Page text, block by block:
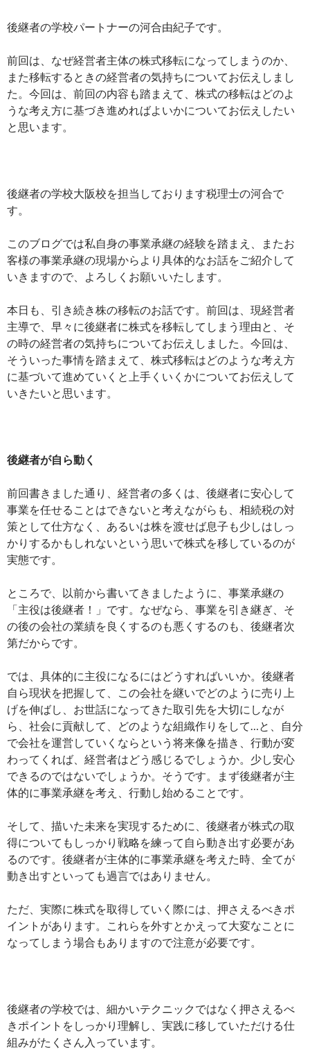
後継者の学校パートナーの河合由紀子です。
前回は、なぜ経営者主体の株式移転になってしまうのか、
また移転するときの経営者の気持ちについてお伝えしまし
た。今回は、前回の内容も踏まえて、株式の移転はどのよ
うな考え方に基づき進めればよいかについてお伝えしたい
と思います。
後継者の学校大阪校を担当しております税理士の河合で
す。
このブログでは私自身の事業承継の経験を踏まえ、またお
客様の事業承継の現場からより具体的なお話をご紹介して
いきますので、よろしくお願いいたします。
本日も、引き続き株の移転のお話です。前回は、現経営者
主導で、早々に後継者に株式を移転してしまう理由と、そ
の時の経営者の気持ちについてお伝えしました。今回は、
そういった事情を踏まえて、株式移転はどのような考え方
に基づいて進めていくと上手くいくかについてお伝えして
いきたいと思います。
後継者が自ら動く
前回書きました通り、経営者の多くは、後継者に安心して
事業を任せることはできないと考えながらも、相続税の対
策として仕方なく、あるいは株を渡せば息子も少しはしっ
かりするかもしれないという思いで株式を移しているのが
実態です。
ところで、以前から書いてきましたように、事業承継の
「主役は後継者！」です。なぜなら、事業を引き継ぎ、そ
の後の会社の業績を良くするのも悪くするのも、後継者次
第だからです。
では、具体的に主役になるにはどうすればいいか。後継者
自ら現状を把握して、この会社を継いでどのように売り上
げを伸ばし、お世話になってきた取引先を大切にしなが
ら、社会に貢献して、どのような組織作りをして…と、自分
で会社を運営していくならという将来像を描き、行動が変
わってくれば、経営者はどう感じるでしょうか。少し安心
できるのではないでしょうか。そうです。まず後継者が主
体的に事業承継を考え、行動し始めることです。
そして、描いた未来を実現するために、後継者が株式の取
得についてもしっかり戦略を練って自ら動き出す必要があ
るのです。後継者が主体的に事業承継を考えた時、全てが
動き出すといっても過言ではありません。
ただ、実際に株式を取得していく際には、押さえるべきポ
イントがあります。これらを外すとかえって大変なことに
なってしまう場合もありますので注意が必要です。
後継者の学校では、細かいテクニックではなく押さえるべ
きポイントをしっかり理解し、実践に移していただける仕
組みがたくさん入っています。